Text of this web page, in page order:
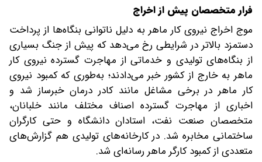
فرار متخصصان پیش از اخراج‌
موج اخراج نیروی کار ماهر به دلیل ناتوانی بنگاه‌ها از پرداخت
دستمزد بالاتر در شرایطی رخ می‌دهد که پیش از جنگ بسیاری
از بنگاه‌های تولیدی و خدماتی از مهاجرت گسترده نیروی کار
ماهر به خارج از کشور خبر می‌دادند؛ به‌طوری که کمبود نیروی
کار ماهر در برخی مشاغل مانند کادر درمان خبرساز شد و
اخباری از مهاجرت گسترده اصناف مختلف مانند خلبانان،
متخصصان صنعت نفت، استادان دانشگاه و حتی کارگران
ساختمانی مخابره شد. در کارخانه‌های تولیدی هم گزارش‌های
متعددی از کمبود کارگر ماهر رسانه‌ای شد.